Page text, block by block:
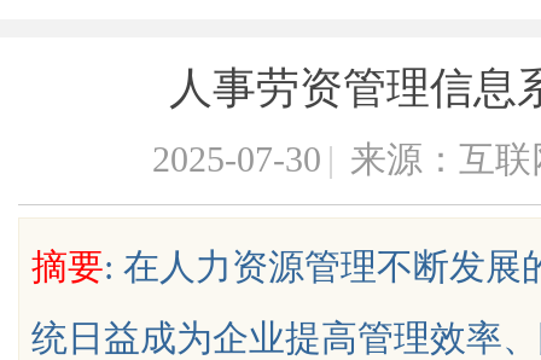
人事劳资管理信息
2025-07-30 | 来源：互联
摘要: 在人力资源管理不断发展
统日益成为企业提高管理效率